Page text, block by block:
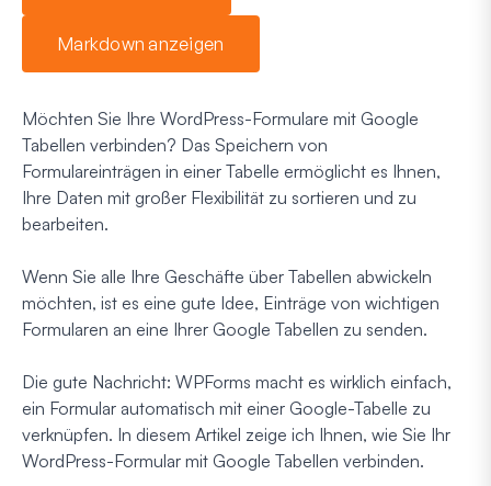
Markdown anzeigen
Möchten Sie Ihre WordPress-Formulare mit Google
Tabellen verbinden? Das Speichern von
Formulareinträgen in einer Tabelle ermöglicht es Ihnen,
Ihre Daten mit großer Flexibilität zu sortieren und zu
bearbeiten.
Wenn Sie alle Ihre Geschäfte über Tabellen abwickeln
möchten, ist es eine gute Idee, Einträge von wichtigen
Formularen an eine Ihrer Google Tabellen zu senden.
Die gute Nachricht: WPForms macht es wirklich einfach,
ein Formular automatisch mit einer Google-Tabelle zu
verknüpfen. In diesem Artikel zeige ich Ihnen, wie Sie Ihr
WordPress-Formular mit Google Tabellen verbinden.